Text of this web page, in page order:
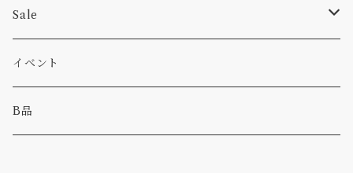
パンツ
パーカー・トレーナー
食べ物
Sale
カー
キャンプ
イベント
B品